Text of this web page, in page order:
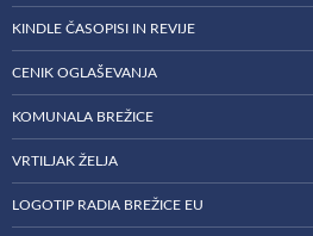
KINDLE ČASOPISI IN REVIJE
CENIK OGLAŠEVANJA
KOMUNALA BREŽICE
VRTILJAK ŽELJA
LOGOTIP RADIA BREŽICE EU